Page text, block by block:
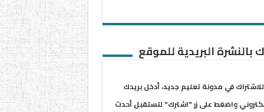
بالنشرة البريدية للموقع
للاشتراك في مدونة تعليم جديد، أدخل بريدك
واضغط على زر "اشترك" لتستقبل أحدث